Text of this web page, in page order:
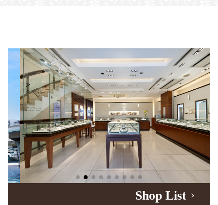
Shop List